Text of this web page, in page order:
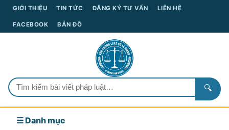
GIỚI THIỆU TIN TỨC ĐĂNG KÝ TƯ VẤN LIÊN HỆ
FACEBOOK BẢN ĐỒ
🔍
☰ Danh mục